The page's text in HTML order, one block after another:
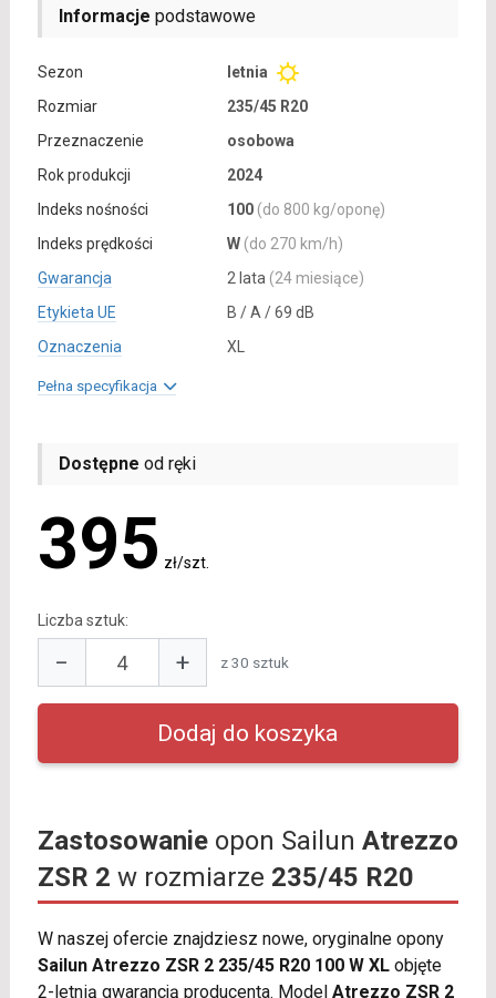
Informacje podstawowe
Sezon
letnia
Rozmiar
235/45 R20
Przeznaczenie
osobowa
Rok produkcji
2024
Indeks nośności
100 (do 800 kg/oponę)
Indeks prędkości
W (do 270 km/h)
Gwarancja
2 lata (24 miesiące)
Etykieta UE
B / A / 69 dB
Oznaczenia
XL
Pełna specyfikacja
Dostępne od ręki
395 zł/szt.
Liczba sztuk:
− + z 30 sztuk
Zastosowanieopon Sailun Atrezzo
ZSR 2 w rozmiarze 235/45 R20
W naszej ofercie znajdziesz nowe, oryginalne opony
Sailun Atrezzo ZSR 2 235/45 R20 100 W XLobjęte
2-letnią gwarancją producenta. Model Atrezzo ZSR 2